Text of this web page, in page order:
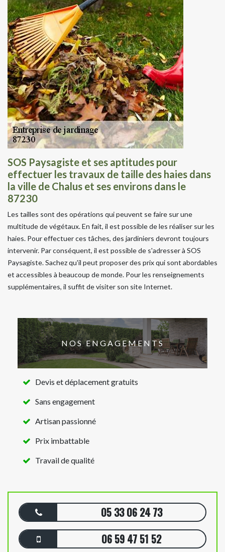
SOS Paysagiste et ses aptitudes pour
effectuer les travaux de taille des haies dans
la ville de Chalus et ses environs dans le
87230
Les tailles sont des opérations qui peuvent se faire sur une
multitude de végétaux. En fait, il est possible de les réaliser sur les
haies. Pour effectuer ces tâches, des jardiniers devront toujours
intervenir. Par conséquent, il est possible de s'adresser à SOS
Paysagiste. Sachez qu'il peut proposer des prix qui sont abordables
et accessibles à beaucoup de monde. Pour les renseignements
supplémentaires, il suffit de visiter son site Internet.
NOS ENGAGEMENTS
Devis et déplacement gratuits
Sans engagement
Artisan passionné
Prix imbattable
Travail de qualité
05 33 06 24 73
06 59 47 51 52